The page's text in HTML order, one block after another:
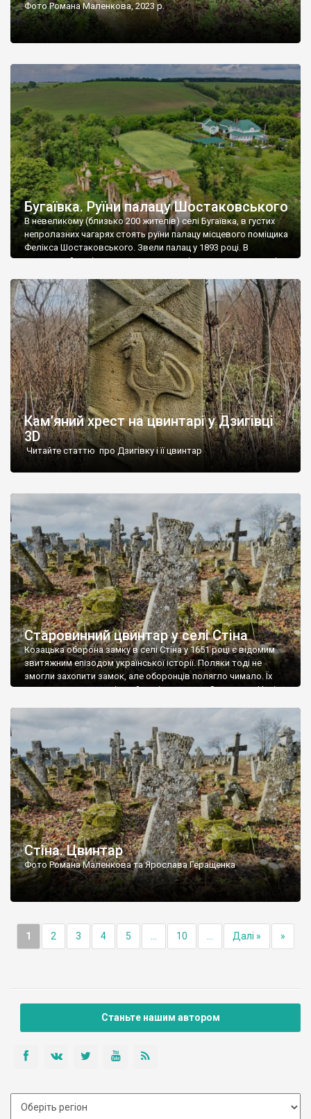
Фото Романа Маленкова, 2023 р.
Бугаївка. Руїни палацу Шостаковського
В невеликому (близько 200 жителів) селі Бугаївка, в густих
непролазних чагарях стоять руїни палацу місцевого поміщика
Фелікса Шостаковського. Звели палац у 1893 році. В
радянський період у ньому спочатку містилася школа, потім
століття тут розмістили туберкульозну лікарню. Коли із
палацу виїхала лікарня – ми точно не […]
Кам’яний хрест на цвинтарі у Дзигівці
3D
Читайте статтю про Дзигівку і її цвинтар
Старовинний цвинтар у селі Стіна
Козацька оборона замку в селі Стіна у 1651 році є відомим
звитяжним епізодом української історії. Поляки тоді не
змогли захопити замок, але оборонців полягло чимало. Їх
поховали на цвинтарі, який тоді називався Замковим. Нині на
ньому чимало хрестів 19 століття, є такі, де епітафії стер […]
Стіна. Цвинтар
Фото Романа Маленкова та Ярослава Геращенка
1 2 3 4 5 10 Далі » »
Станьте нашим автором